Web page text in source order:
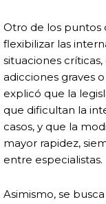
Otro de los puntos
flexibilizar las
situaciones
adicciones graves
explicó que la
que dificultan la
casos, y que la
mayor rapidez,
entre especialistas.
Asimismo, se